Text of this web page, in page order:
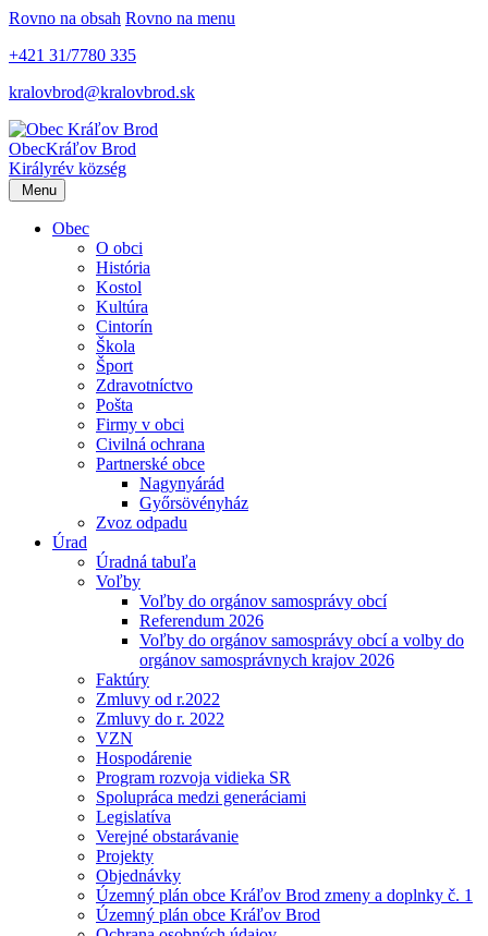
Rovno na obsah Rovno na menu
+421 31/7780 335
kralovbrod@kralovbrod.sk
ObecKráľov Brod
Királyrév község
Menu
Obec
O obci
História
Kostol
Kultúra
Cintorín
Škola
Šport
Zdravotníctvo
Pošta
Firmy v obci
Civilná ochrana
Partnerské obce
Nagynyárád
Győrsövényház
Zvoz odpadu
Úrad
Úradná tabuľa
Voľby
Voľby do orgánov samosprávy obcí
Referendum 2026
Voľby do orgánov samosprávy obcí a volby do
orgánov samosprávnych krajov 2026
Faktúry
Zmluvy od r.2022
Zmluvy do r. 2022
VZN
Hospodárenie
Program rozvoja vidieka SR
Spolupráca medzi generáciami
Legislatíva
Verejné obstarávanie
Projekty
Objednávky
Územný plán obce Kráľov Brod zmeny a doplnky č. 1
Územný plán obce Kráľov Brod